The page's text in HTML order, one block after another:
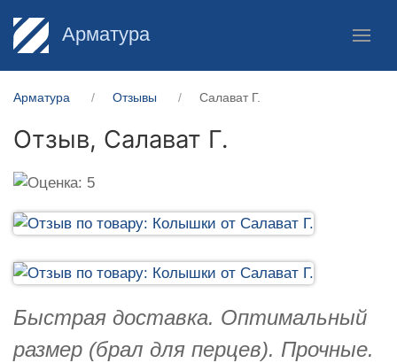
Арматура
Арматура Отзывы Салават Г.
Отзыв, Салават Г.
Быстрая доставка. Оптимальный
размер (брал для перцев). Прочные.